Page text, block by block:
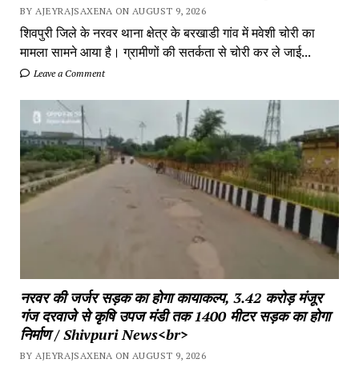
BY AJEYRAJSAXENA ON AUGUST 9, 2026
शिवपुरी जिले के नरवर थाना क्षेत्र के बरखाडी गांव में मवेशी चोरी का
मामला सामने आया है। ग्रामीणों की सतर्कता से चोरी कर ले जाई...
Leave a Comment
नरवर की जर्जर सड़क का होगा कायाकल्प, 3.42 करोड़ मंजूर
गंज दरवाजे से कृषि उपज मंडी तक 1400 मीटर सड़क का होगा
निर्माण / Shivpuri News<br>
BY AJEYRAJSAXENA ON AUGUST 9, 2026